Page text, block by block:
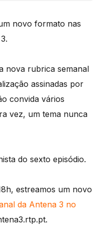
novo formato nas
nova rubrica semanal
assinadas por
convida vários
vez, um tema nunca
do sexto episódio.
estreamos um novo
da Antena 3 no